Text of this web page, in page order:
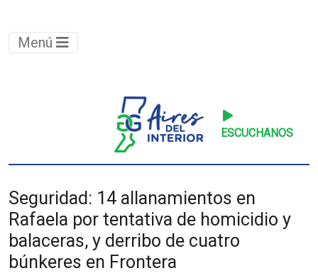
Menú
ESCUCHANOS
Seguridad: 14 allanamientos en
Rafaela por tentativa de homicidio y
balaceras, y derribo de cuatro
búnkeres en Frontera